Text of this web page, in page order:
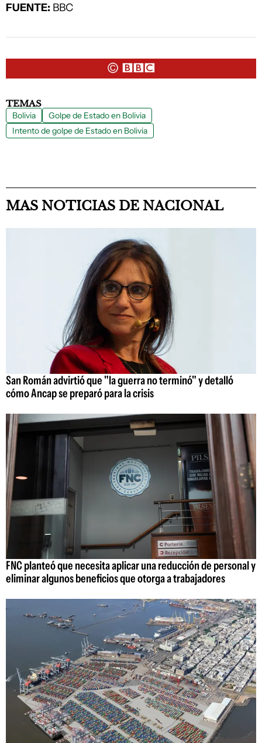
FUENTE: BBC
TEMAS
Bolivia
Golpe de Estado en Bolivia
Intento de golpe de Estado en Bolivia
MAS NOTICIAS DE NACIONAL
San Román advirtió que "la guerra no terminó" y detalló
cómo Ancap se preparó para la crisis
FNC planteó que necesita aplicar una reducción de personal y
eliminar algunos beneficios que otorga a trabajadores